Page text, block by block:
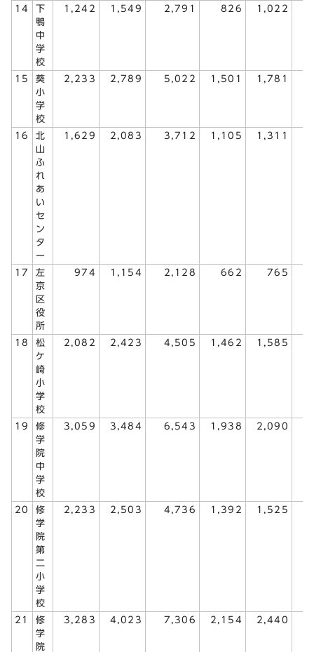
14
下
鴨
中
学
校
1,242 1,549 2,791 826 1,022
15
葵
小
学
校
2,233 2,789 5,022 1,501 1,781
16
北
山
ふ
れ
あ
い
セ
ン
タ
ー
1,629 2,083 3,712 1,105 1,311
17
左
京
区
役
所
974 1,154 2,128 662 765
18
松
ケ
崎
小
学
校
2,082 2,423 4,505 1,462 1,585
19
修
学
院
中
学
校
3,059 3,484 6,543 1,938 2,090
20
修
学
院
第
二
小
学
校
2,233 2,503 4,736 1,392 1,525
21
修
学
院
3,283 4,023 7,306 2,154 2,440